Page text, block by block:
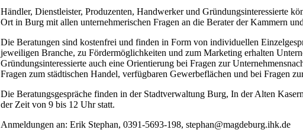
Händler, Dienstleister, Produzenten, Handwerker und Gründungsinteressierte
Ort in Burg mit allen unternehmerischen Fragen an die Berater der Kammern
Die Beratungen sind kostenfrei und finden in Form von individuellen
jeweiligen Branche, zu Fördermöglichkeiten und zum Marketing erhalten
Gründungsinteressierte auch eine Orientierung bei Fragen zur
Fragen zum städtischen Handel, verfügbaren Gewerbeflächen und bei Fragen
Die Beratungsgespräche finden in der Stadtverwaltung Burg, In der Alten
der Zeit von 9 bis 12 Uhr statt.
Anmeldungen an: Erik Stephan, 0391-5693-198, stephan@magdeburg.ihk.de